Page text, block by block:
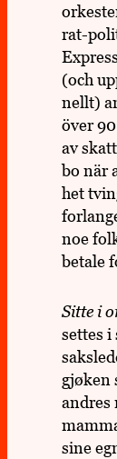
rat-
(och
nellt)
över
av
bo när
het
noe
betale
Sitte i
settes i
gjøken
andres
sine